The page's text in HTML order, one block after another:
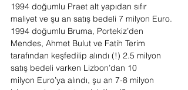
1994 doğumlu Praet alt yapıdan sıfır
maliyet ve şu an satış bedeli 7 milyon Euro.
1994 doğumlu Bruma, Portekiz’den
Mendes, Ahmet Bulut ve Fatih Terim
tarafından keşfedilip alındı (!) 2.5 milyon
satış bedeli varken Lizbon’dan 10
milyon Euro’ya alındı, şu an 7-8 milyon